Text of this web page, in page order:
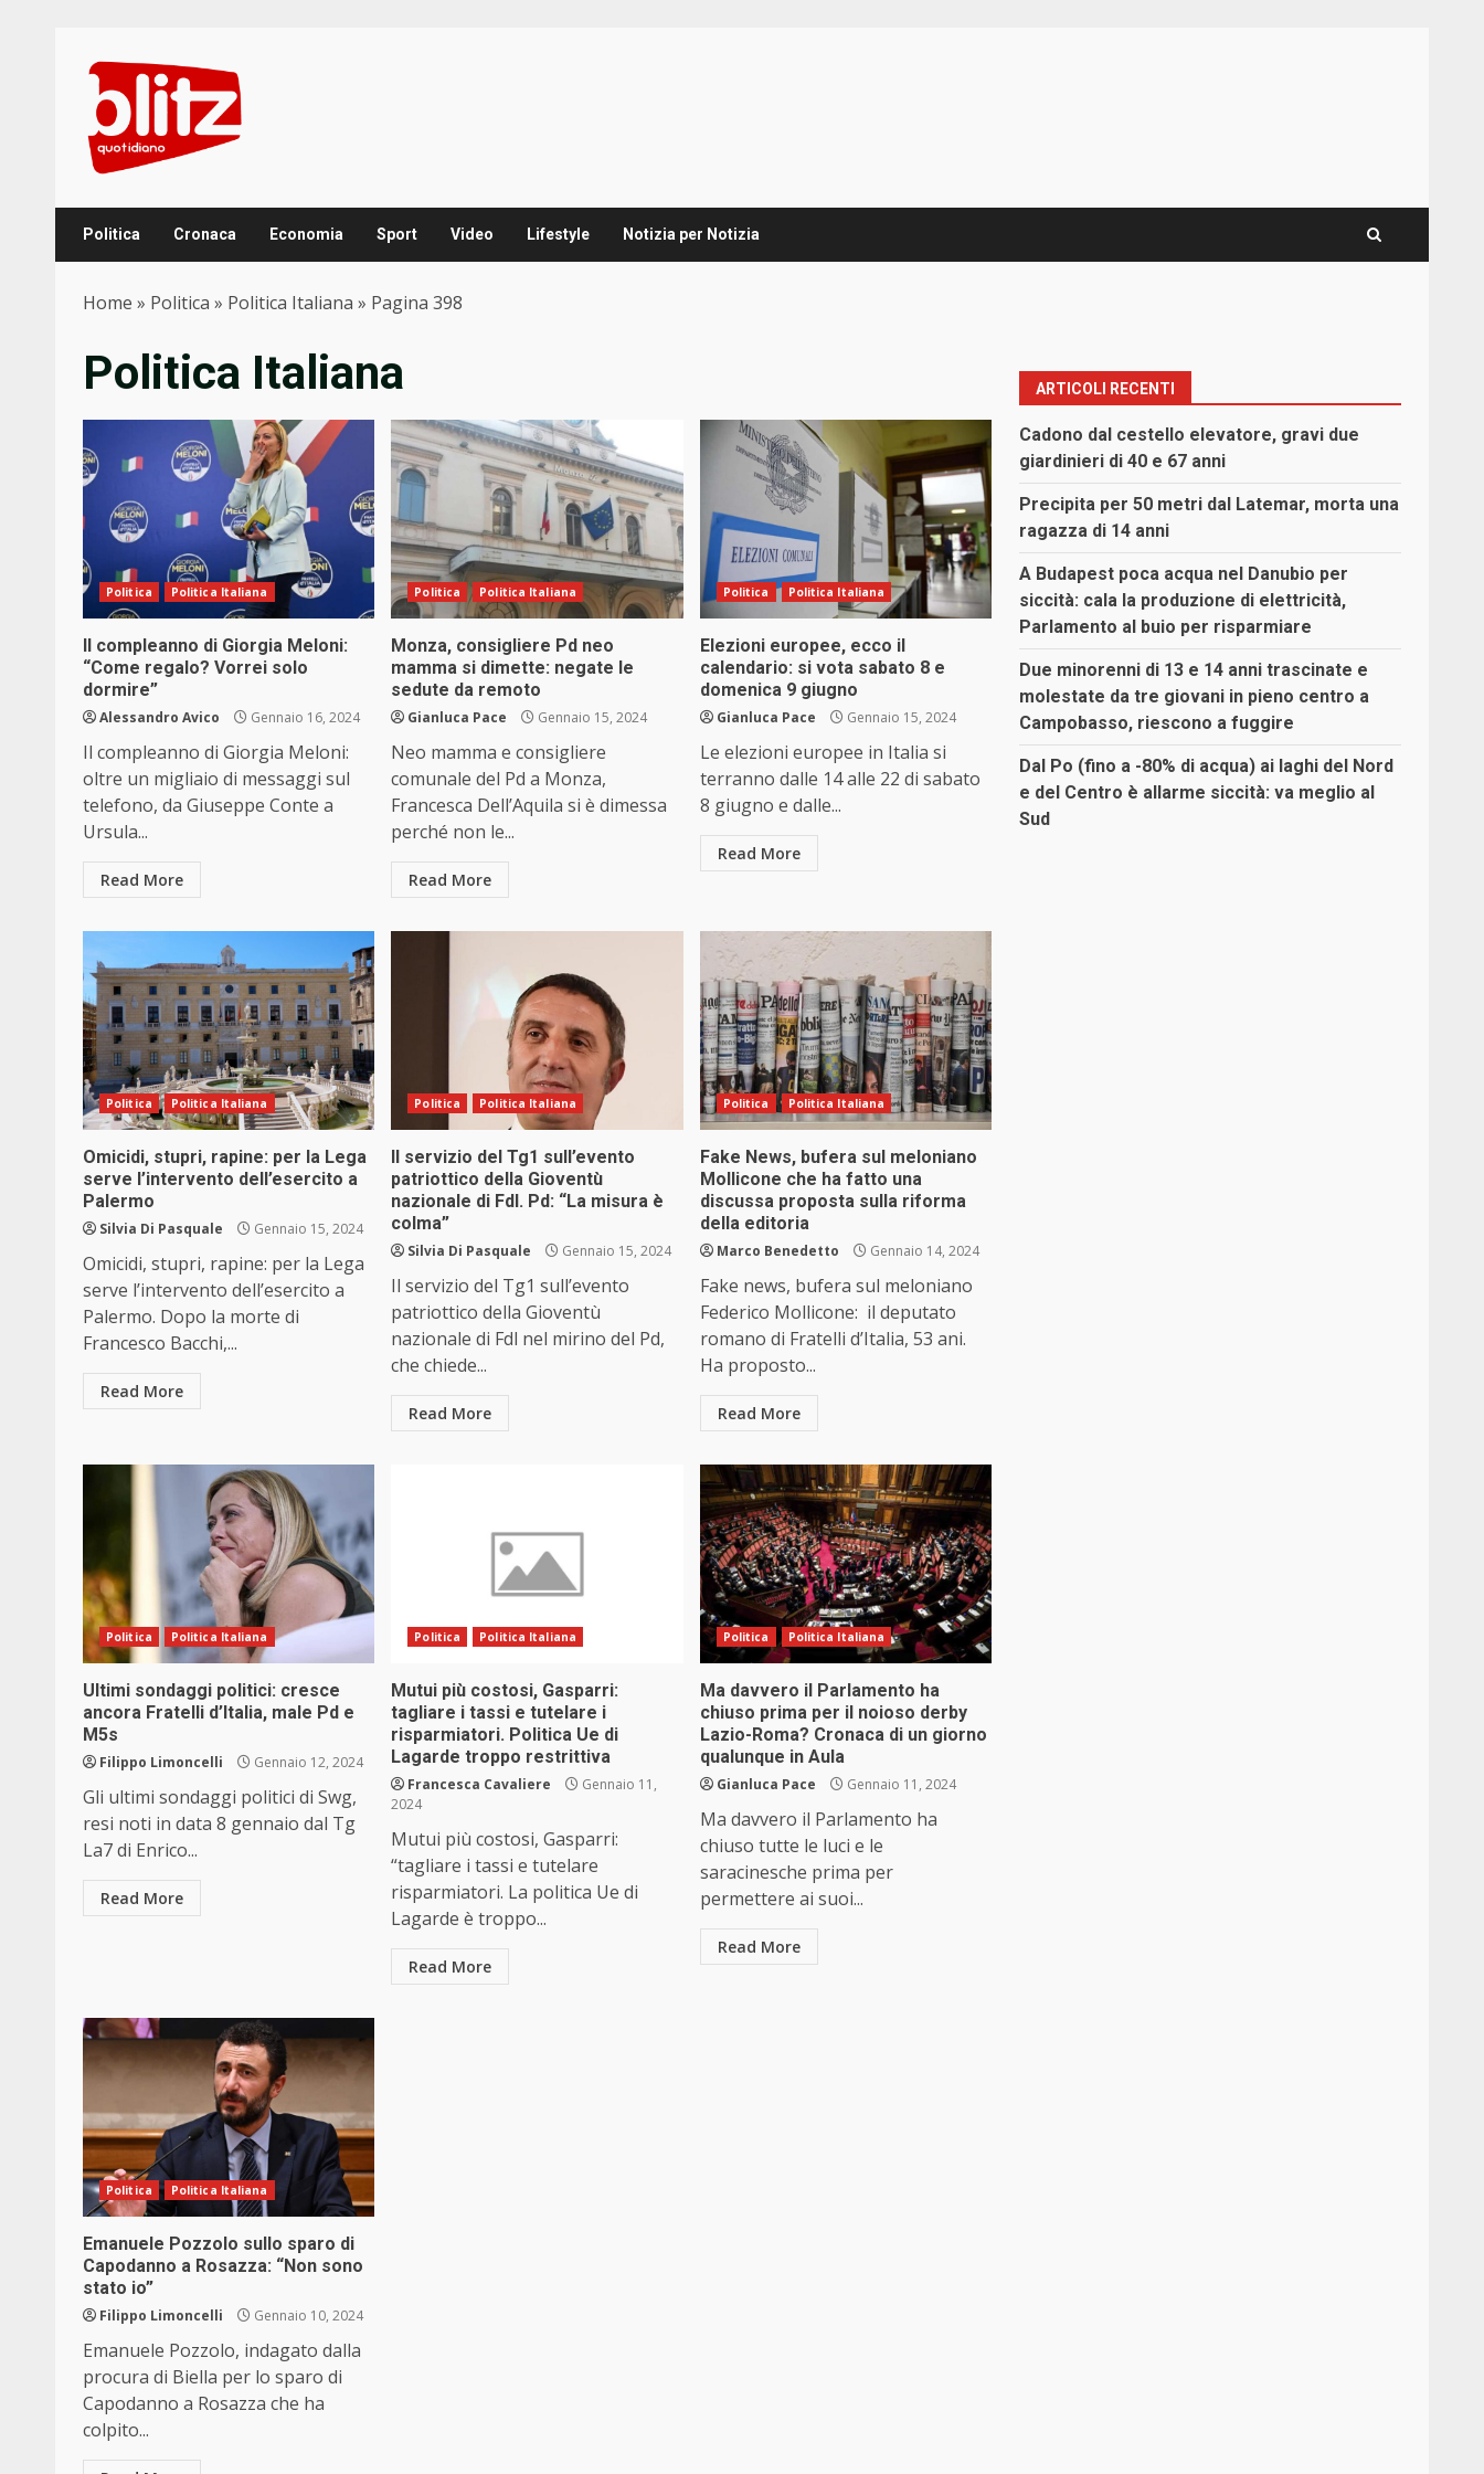
content
Politica Cronaca Economia Sport Video Lifestyle Notizia per Notizia
Home » Politica » Politica Italiana » Pagina 398
Politica Italiana
Politica Politica Italiana
Il compleanno di Giorgia Meloni:
“Come regalo? Vorrei solo
dormire”
Alessandro Avico Gennaio 16, 2024
Il compleanno di Giorgia Meloni:
oltre un migliaio di messaggi sul
telefono, da Giuseppe Conte a
Ursula...
Read More
Politica Politica Italiana
Monza, consigliere Pd neo
mamma si dimette: negate le
sedute da remoto
Gianluca Pace Gennaio 15, 2024
Neo mamma e consigliere
comunale del Pd a Monza,
Francesca Dell’Aquila si è dimessa
perché non le...
Read More
Politica Politica Italiana
Elezioni europee, ecco il
calendario: si vota sabato 8 e
domenica 9 giugno
Gianluca Pace Gennaio 15, 2024
Le elezioni europee in Italia si
terranno dalle 14 alle 22 di sabato
8 giugno e dalle...
Read More
Politica Politica Italiana
Omicidi, stupri, rapine: per la Lega
serve l’intervento dell’esercito a
Palermo
Silvia Di Pasquale Gennaio 15, 2024
Omicidi, stupri, rapine: per la Lega
serve l’intervento dell’esercito a
Palermo. Dopo la morte di
Francesco Bacchi,...
Read More
Politica Politica Italiana
Il servizio del Tg1 sull’evento
patriottico della Gioventù
nazionale di Fdl. Pd: “La misura è
colma”
Silvia Di Pasquale Gennaio 15, 2024
Il servizio del Tg1 sull’evento
patriottico della Gioventù
nazionale di Fdl nel mirino del Pd,
che chiede...
Read More
Politica Politica Italiana
Fake News, bufera sul meloniano
Mollicone che ha fatto una
discussa proposta sulla riforma
della editoria
Marco Benedetto Gennaio 14, 2024
Fake news, bufera sul meloniano
Federico Mollicone: il deputato
romano di Fratelli d’Italia, 53 ani.
Ha proposto...
Read More
Politica Politica Italiana
Ultimi sondaggi politici: cresce
ancora Fratelli d’Italia, male Pd e
M5s
Filippo Limoncelli Gennaio 12, 2024
Gli ultimi sondaggi politici di Swg,
resi noti in data 8 gennaio dal Tg
La7 di Enrico...
Read More
Politica Politica Italiana
Mutui più costosi, Gasparri:
tagliare i tassi e tutelare i
risparmiatori. Politica Ue di
Lagarde troppo restrittiva
Francesca Cavaliere
Gennaio 11,
2024
Mutui più costosi, Gasparri:
“tagliare i tassi e tutelare
risparmiatori. La politica Ue di
Lagarde è troppo...
Read More
Politica Politica Italiana
Ma davvero il Parlamento ha
chiuso prima per il noioso derby
Lazio-Roma? Cronaca di un giorno
qualunque in Aula
Gianluca Pace Gennaio 11, 2024
Ma davvero il Parlamento ha
chiuso tutte le luci e le
saracinesche prima per
permettere ai suoi...
Read More
Politica Politica Italiana
Emanuele Pozzolo sullo sparo di
Capodanno a Rosazza: “Non sono
stato io”
Filippo Limoncelli Gennaio 10, 2024
Emanuele Pozzolo, indagato dalla
procura di Biella per lo sparo di
Capodanno a Rosazza che ha
colpito...
ARTICOLI RECENTI
Cadono dal cestello elevatore, gravi due
giardinieri di 40 e 67 anni
Precipita per 50 metri dal Latemar, morta una
ragazza di 14 anni
A Budapest poca acqua nel Danubio per
siccità: cala la produzione di elettricità,
Parlamento al buio per risparmiare
Due minorenni di 13 e 14 anni trascinate e
molestate da tre giovani in pieno centro a
Campobasso, riescono a fuggire
Dal Po (fino a -80% di acqua) ai laghi del Nord
e del Centro è allarme siccità: va meglio al
Sud